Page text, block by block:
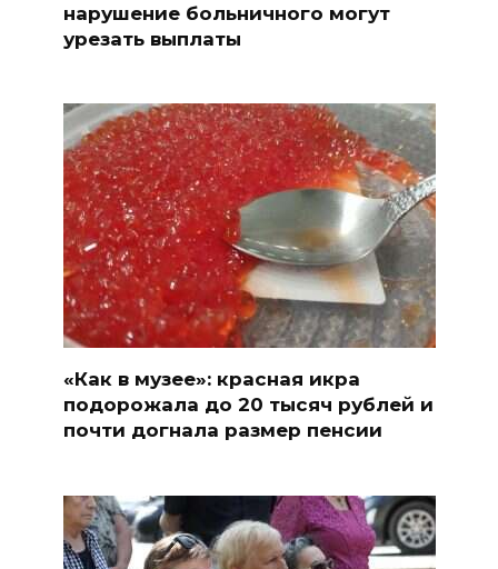
нарушение больничного могут
урезать выплаты
«Как в музее»: красная икра
подорожала до 20 тысяч рублей и
почти догнала размер пенсии